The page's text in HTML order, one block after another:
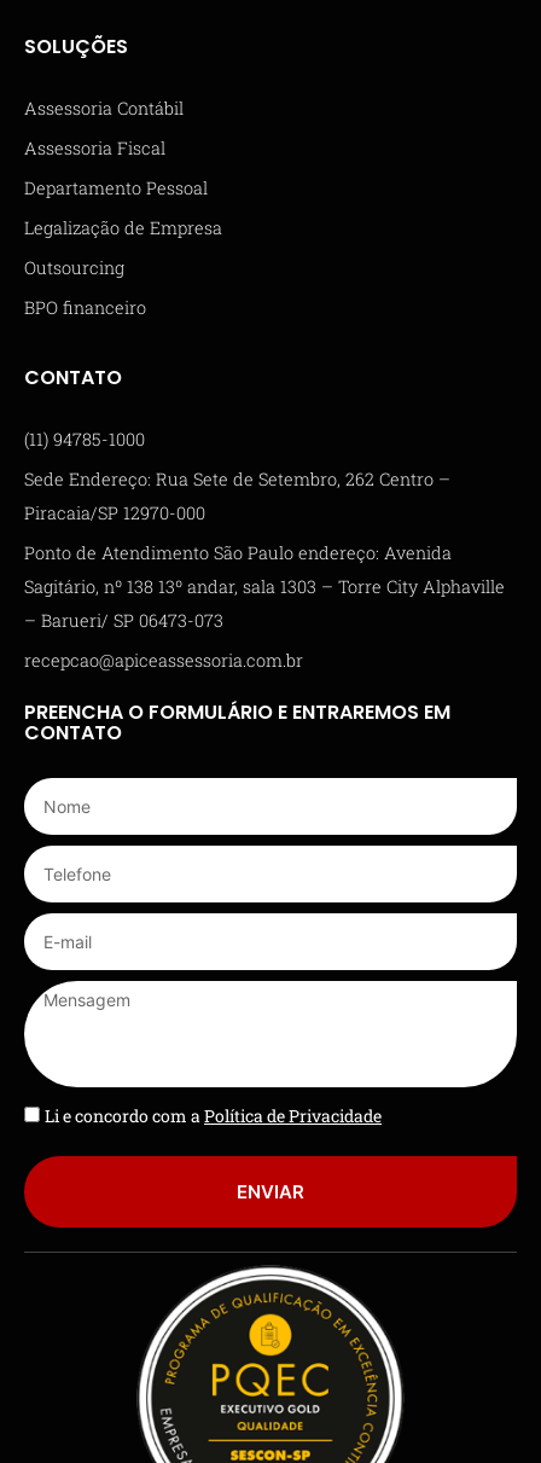
SOLUÇÕES
Assessoria Contábil
Assessoria Fiscal
Departamento Pessoal
Legalização de Empresa
Outsourcing
BPO financeiro
CONTATO
(11) 94785-1000
Sede Endereço: Rua Sete de Setembro, 262 Centro –
Piracaia/SP 12970-000
Ponto de Atendimento São Paulo endereço: Avenida
Sagitário, nº 138 13º andar, sala 1303 – Torre City Alphaville
– Barueri/ SP 06473-073
recepcao@apiceassessoria.com.br
PREENCHA O FORMULÁRIO E ENTRAREMOS EM
CONTATO
Li e concordo com aPolítica de Privacidade
ENVIAR